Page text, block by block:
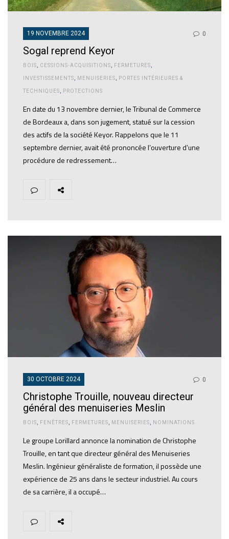
19 NOVEMBRE 2024 0
Sogal reprend Keyor
BOIS CESSIONS-ACQUISITIONS FERMETURES
INVESTISSEMENTS MENUISERIES PORTES INTÉRIEURES &
TECHNIQUES PROTECTIONS
En date du 13 novembre dernier, le Tribunal de Commerce
de Bordeaux a, dans son jugement, statué sur la cession
des actifs de la société Keyor. Rappelons que le 11
septembre dernier, avait été prononcée l’ouverture d’une
procédure de redressement…
30 OCTOBRE 2024 0
Christophe Trouille, nouveau directeur
général des menuiseries Meslin
BOIS FENÊTRES FERMETURES MENUISERIES NOMINATIONS
Le groupe Lorillard annonce la nomination de Christophe
Trouille, en tant que directeur général des Menuiseries
Meslin. Ingénieur généraliste de formation, il possède une
expérience de 25 ans dans le secteur industriel. Au cours
de sa carrière, il a occupé…